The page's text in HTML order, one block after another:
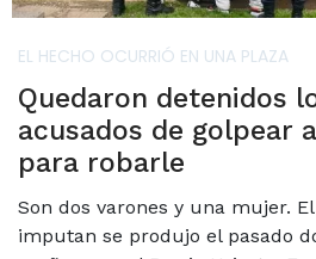
EL HECHO OCURRIÓ EN UNA PLAZA
Quedaron detenidos
acusados de golpear
para robarle
Son dos varones y una mujer.
imputan se produjo el pasado